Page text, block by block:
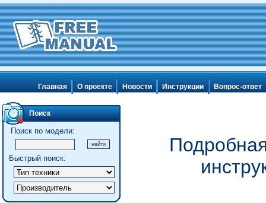
Главная О проекте Новости Инструкции Вопрос-ответ
Поиск
Поиск по модели:
Быстрый поиск: